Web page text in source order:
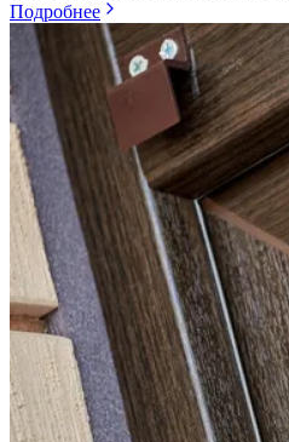
Подробнее